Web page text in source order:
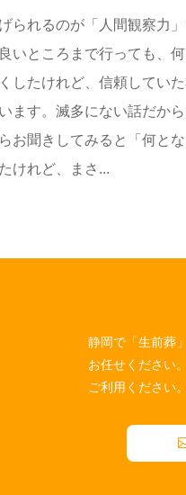
られるのが「人間観察力
いところまで行っても、
したけれど、信頼してい
ます。滅多にない話だか
お聞きしてみると「何と
けれど、まさ...
静岡で「生前葬
お任せください
ご利用ください